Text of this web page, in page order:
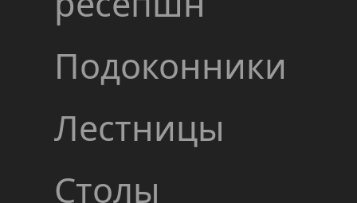
Подоконники
Лестницы
Столы